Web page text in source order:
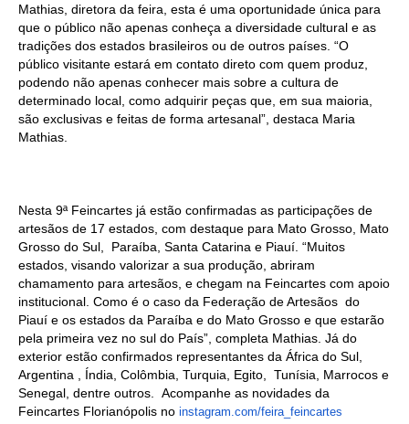
Mathias, diretora da feira, esta é uma oportunidade única para
que o público não apenas conheça a diversidade cultural e as
tradições dos estados brasileiros ou de outros países. “O
público visitante estará em contato direto com quem produz,
podendo não apenas conhecer mais sobre a cultura de
determinado local, como adquirir peças que, em sua maioria,
são exclusivas e feitas de forma artesanal”, destaca Maria
Mathias.
Nesta 9ª Feincartes já estão confirmadas as participações de
artesãos de 17 estados, com destaque para Mato Grosso, Mato
Grosso do Sul, Paraíba, Santa Catarina e Piauí. “Muitos
estados, visando valorizar a sua produção, abriram
chamamento para artesãos, e chegam na Feincartes com apoio
institucional. Como é o caso da Federação de Artesãos do
Piauí e os estados da Paraíba e do Mato Grosso e que estarão
pela primeira vez no sul do País”, completa Mathias. Já do
exterior estão confirmados representantes da África do Sul,
Argentina , Índia, Colômbia, Turquia, Egito, Tunísia, Marrocos e
Senegal, dentre outros. Acompanhe as novidades da
Feincartes Florianópolis no instagram.com/feira_feincartes